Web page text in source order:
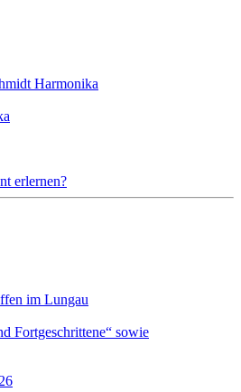
Harmonika
erlernen?
im Lungau
Fortgeschrittene“ sowie